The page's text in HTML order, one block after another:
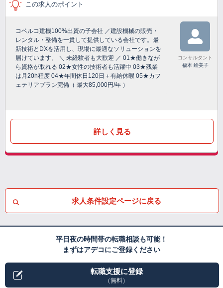
この求人のポイント
コベルコ建機100%出資の子会社 ／建設機械の販売・
レンタル・整備を一貫して提供している会社です。最
新技術とDXを活用し、現場に最適なソリューションを
届けています。 ＼ 未経験者も大歓迎 ／ 01★働きなが
ら資格が取れる 02★女性の技術者も活躍中 03★残業
は月20h程度 04★年間休日120日＋有給休暇 05★カフ
ェテリアプラン完備（ 最大85,000円/年 ）
コンサルタント
福本 絵美子
詳しく見る
求人条件設定ページに戻る
平日夜の時間帯の転職相談も可能！
まずはアデコにご登録ください
転職支援に登録
（無料）